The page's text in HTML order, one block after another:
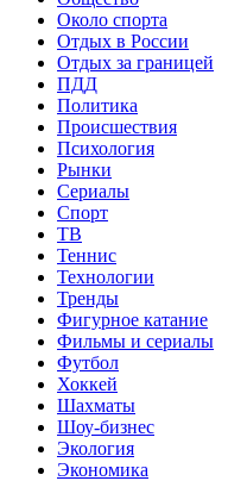
Около спорта
Отдых в России
Отдых за границей
ПДД
Политика
Происшествия
Психология
Рынки
Сериалы
Спорт
ТВ
Теннис
Технологии
Тренды
Фигурное катание
Фильмы и сериалы
Футбол
Хоккей
Шахматы
Шоу-бизнес
Экология
Экономика